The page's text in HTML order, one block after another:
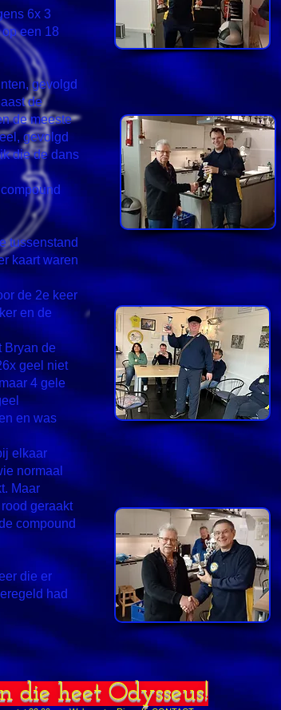
6x 3
een 18
gevolgd
de
de meeste
gevolgd
die de dans
tussenstand
kaart waren
de 2e keer
en de
Bryan de
geel niet
4 gele
en was
elkaar
normaal
Maar
geraakt
compound
die er
had
die heet Odysseus!